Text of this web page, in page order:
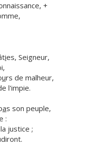
+
ies, Seigneur,
urs de malheur,
l'impie.
as son peuple,
:
justice ;